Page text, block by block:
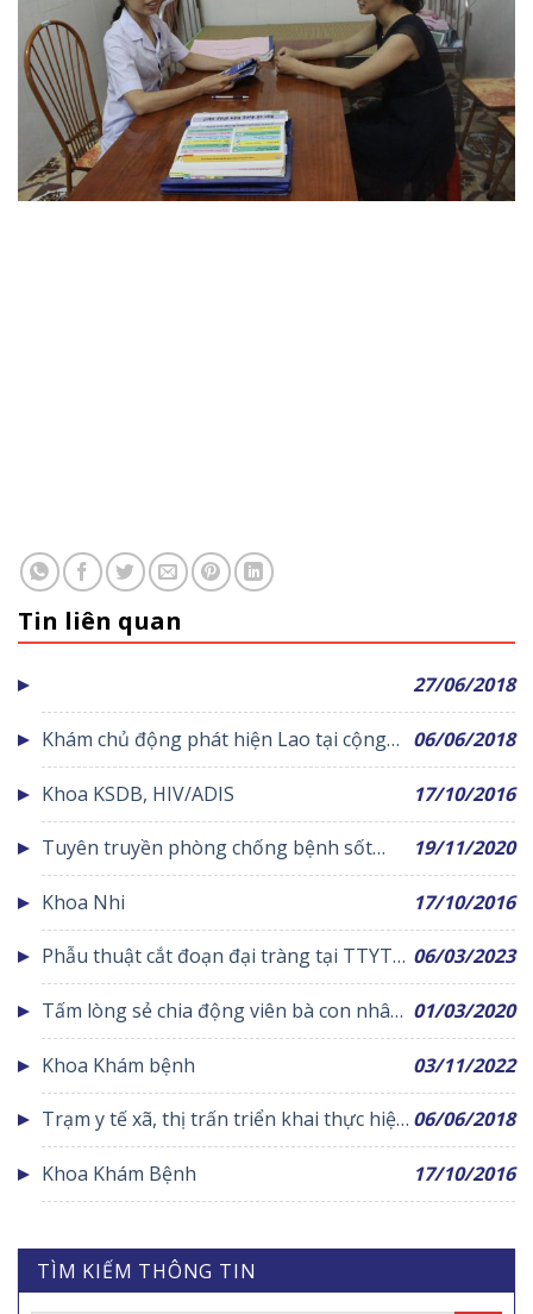
Tin liên quan
27/06/2018
Khám chủ động phát hiện Lao tại cộng
đồng
06/06/2018
Khoa KSDB, HIV/ADIS 17/10/2016
Tuyên truyền phòng chống bệnh sốt
xuất huyết
19/11/2020
Khoa Nhi 17/10/2016
Phẫu thuật cắt đoạn đại tràng tại TTYT
huyện Yên Lạc
06/03/2023
Tấm lòng sẻ chia động viên bà con nhân
dân kịp thời trong mùa dịch CoVid-19
01/03/2020
Khoa Khám bệnh 03/11/2022
Trạm y tế xã, thị trấn triển khai thực hiện
chương trình phòng chống suy dinh
dưỡng trẻ em
06/06/2018
Khoa Khám Bệnh 17/10/2016
TÌM KIẾM THÔNG TIN